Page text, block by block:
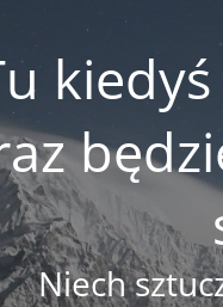
Niech